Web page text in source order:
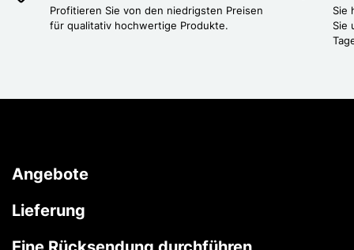
Profitieren Sie von den niedrigsten Preisen
für qualitativ hochwertige Produkte.
Sie
Sie
Angebote
Lieferung